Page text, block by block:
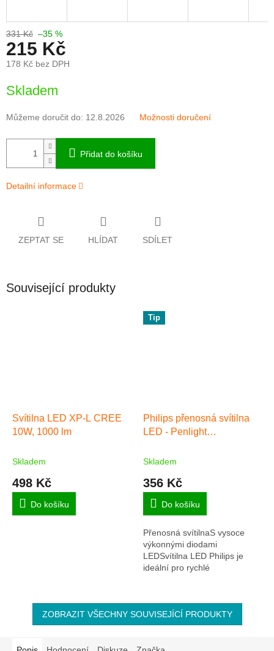
331 Kč –35 %
215 Kč
178 Kč bez DPH
cena:
Skladem
Můžeme doručit do: 12.8.2026 Možnosti doručení
Přidat do košíku
Detailní informace
ZEPTAT SE HLÍDAT SDÍLET
Související produkty
Svítilna LED XP-L CREE
10W, 1000 lm
Skladem
498 Kč
Do košíku
Tip
Philips přenosná svítilna
LED - Penlight
Skladem
356 Kč
Do košíku
Přenosná svítilnaS vysoce
výkonnými diodami
LEDSvítilna LED Philips je
ideální pro rychlé
výkonné světlo v pohodlném...
ZOBRAZIT VŠECHNY SOUVISEJÍCÍ PRODUKTY